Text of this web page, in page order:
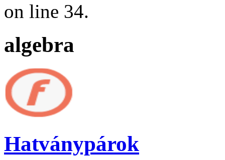
on line 34.
algebra
Hatványpárok